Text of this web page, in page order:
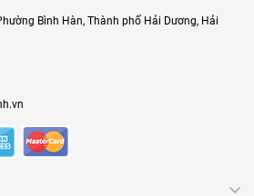
Bình Hàn, Thành phố Hải Dương, Hải